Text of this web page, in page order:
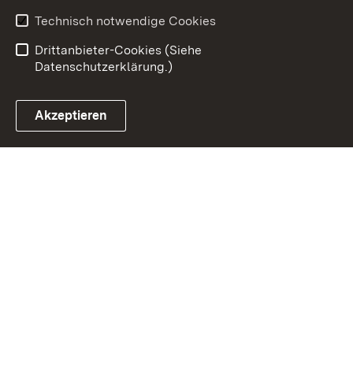
Benutzungshinweise
Erklärung zur
Technisch notwendige Cookies
Drittanbieter-Cookies (Siehe
Datenschutzerklärung.)
Akzeptieren